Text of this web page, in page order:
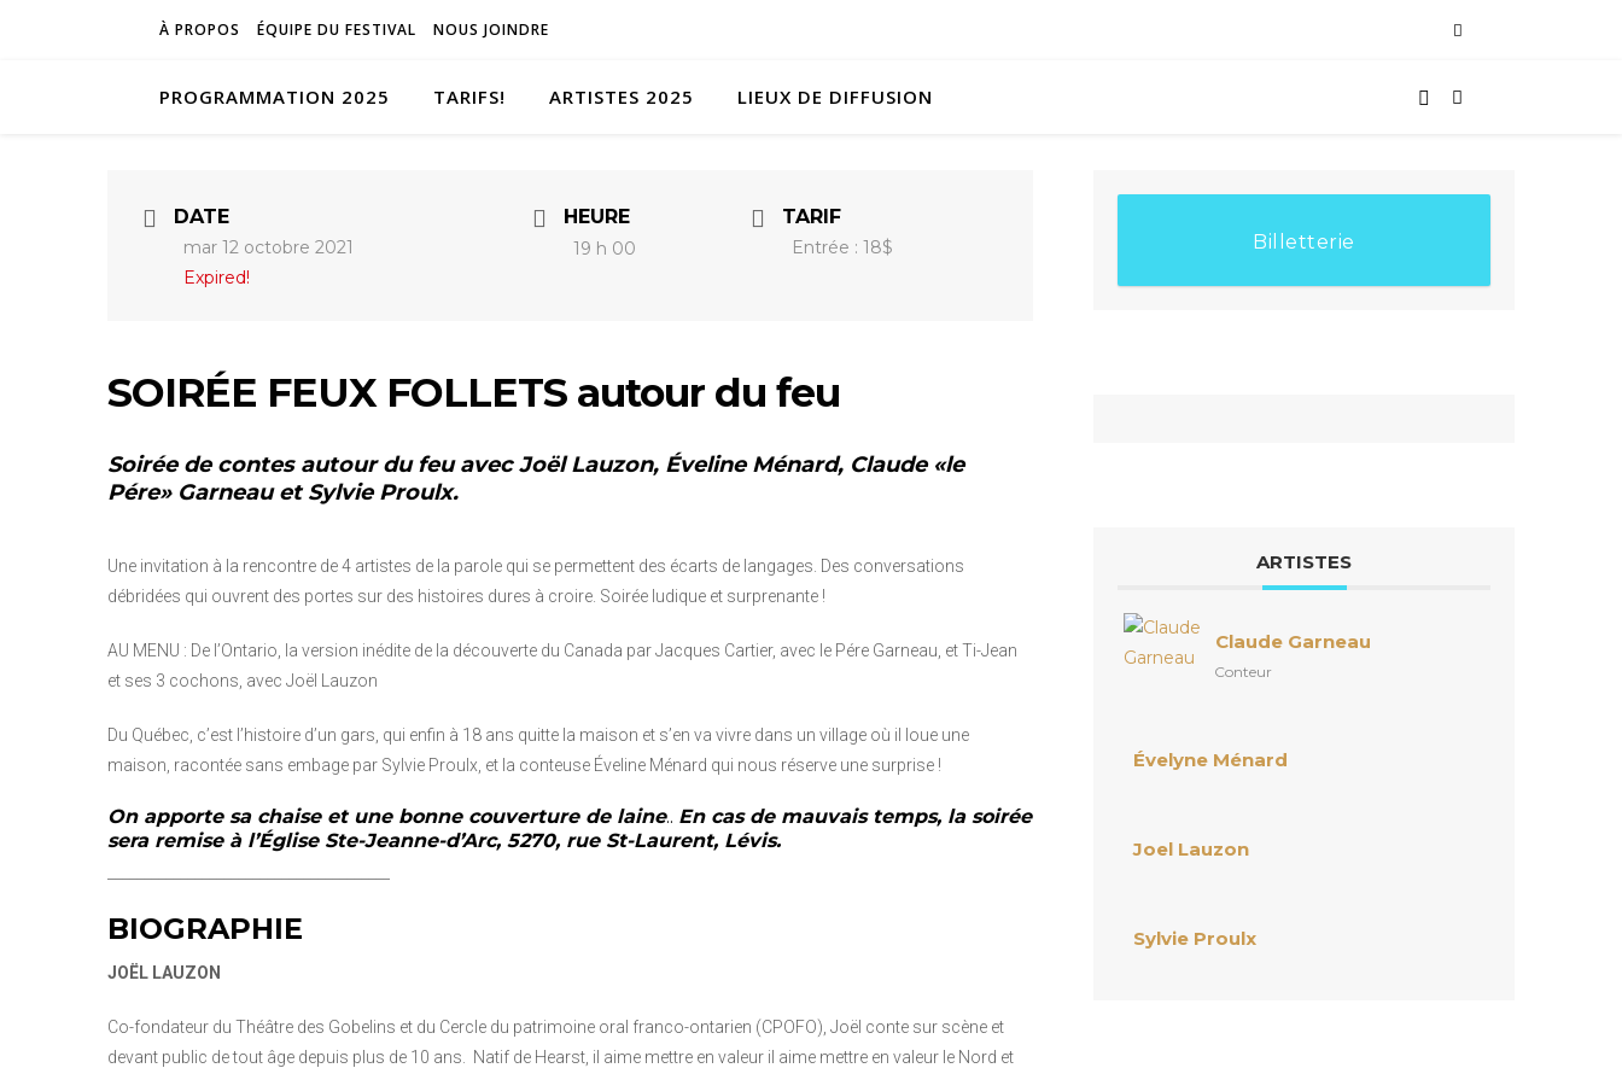
À PROPOS ÉQUIPE DU FESTIVAL NOUS JOINDRE
PROGRAMMATION 2025 TARIFS! ARTISTES 2025 LIEUX DE DIFFUSION
DATE
mar 12 octobre 2021
Expired!
HEURE
19 h 00
TARIF
Entrée : 18$
SOIRÉE FEUX FOLLETS autour du feu
Soirée de contes autour du feu avec Joël Lauzon, Éveline Ménard, Claude «le
Pére» Garneau et Sylvie Proulx.
Une invitation à la rencontre de 4 artistes de la parole qui se permettent des écarts de langages. Des conversations
débridées qui ouvrent des portes sur des histoires dures à croire. Soirée ludique et surprenante !
AU MENU : De l’Ontario, la version inédite de la découverte du Canada par Jacques Cartier, avec le Pére Garneau, et Ti-Jean
et ses 3 cochons, avec Joël Lauzon
Du Québec, c’est l’histoire d’un gars, qui enfin à 18 ans quitte la maison et s’en va vivre dans un village où il loue une
maison, racontée sans embage par Sylvie Proulx, et la conteuse Éveline Ménard qui nous réserve une surprise !
On apporte sa chaise et une bonne couverture de laine.. En cas de mauvais temps, la soirée
sera remise à l’Église Ste-Jeanne-d’Arc, 5270, rue St-Laurent, Lévis.
BIOGRAPHIE
JOËL LAUZON
Co-fondateur du Théâtre des Gobelins et du Cercle du patrimoine oral franco-ontarien (CPOFO), Joël conte sur scène et
devant public de tout âge depuis plus de 10 ans. Natif de Hearst, il aime mettre en valeur il aime mettre en valeur le Nord et
Billetterie
ARTISTES
Claude Garneau
Conteur
Évelyne Ménard
Joel Lauzon
Sylvie Proulx